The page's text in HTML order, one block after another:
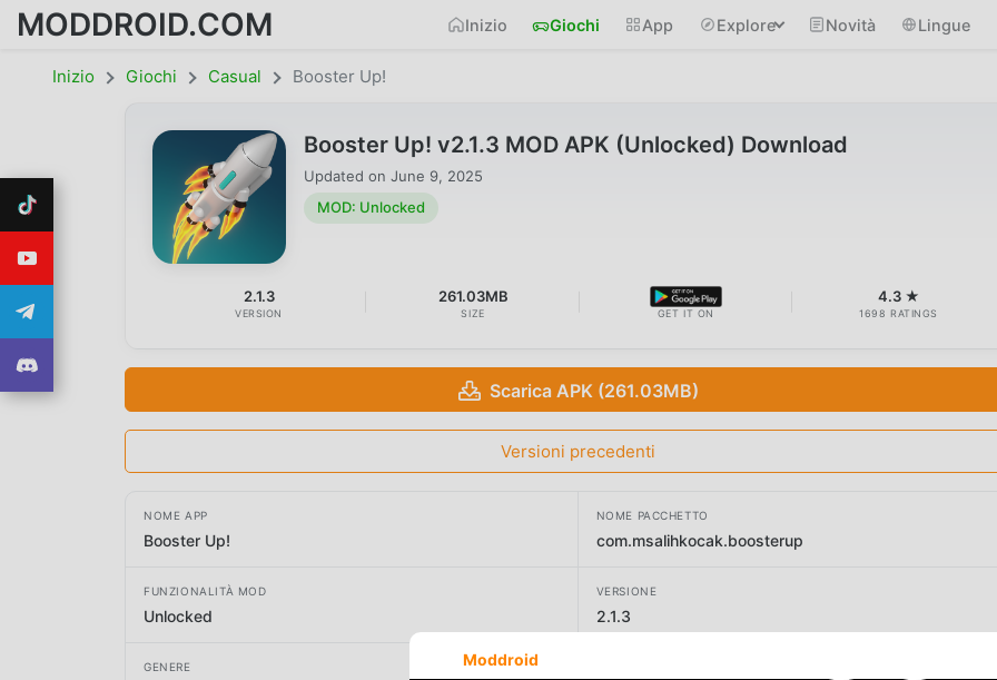
MODDROID.COM Inizio Giochi App Explore Novità Lingue
Inizio Giochi Casual Booster Up!
Booster Up! v2.1.3 MOD APK (Unlocked) Download
Updated on June 9, 2025
MOD: Unlocked
2.1.3
VERSION
261.03MB
SIZE GET IT ON
4.3 ★
1698 RATINGS
Scarica APK (261.03MB)
Versioni precedenti
NOME APP
Booster Up!
NOME PACCHETTO
com.msalihkocak.boosterup
FUNZIONALITÀ MOD
Unlocked
VERSIONE
2.1.3
GENERE Moddroid